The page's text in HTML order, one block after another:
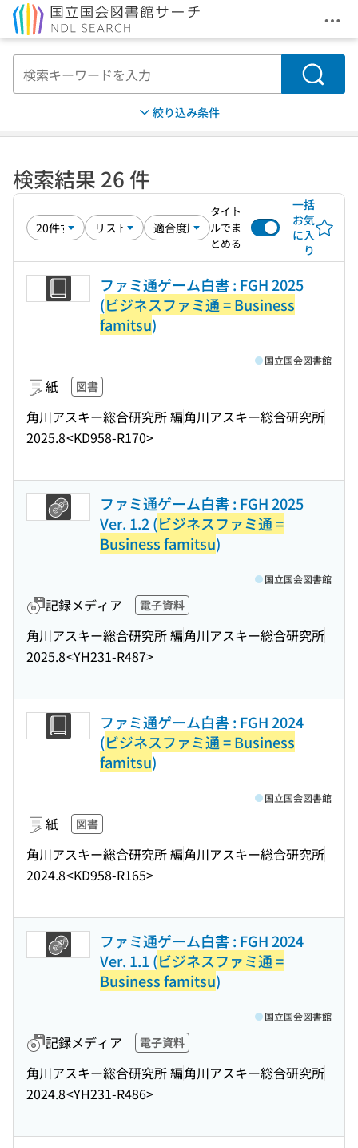
メ
検索
絞り込み条件
検索結果 26 件
タイト
ルでま
とめる
一括
お気
に入
り
ファミ通ゲーム白書 : FGH 2025
(ビジネスファミ通 = Business
famitsu)
紙 図書
角川アスキー総合研究所 編角川アスキー総合研究所
2025.8<KD958-R170>
国立国会図書館
ファミ通ゲーム白書 : FGH 2025
Ver. 1.2 (ビジネスファミ通 =
Business famitsu)
記録メディア 電子資料
角川アスキー総合研究所 編角川アスキー総合研究所
2025.8<YH231-R487>
国立国会図書館
ファミ通ゲーム白書 : FGH 2024
(ビジネスファミ通 = Business
famitsu)
紙 図書
角川アスキー総合研究所 編角川アスキー総合研究所
2024.8<KD958-R165>
国立国会図書館
ファミ通ゲーム白書 : FGH 2024
Ver. 1.1 (ビジネスファミ通 =
Business famitsu)
記録メディア 電子資料
角川アスキー総合研究所 編角川アスキー総合研究所
2024.8<YH231-R486>
国立国会図書館